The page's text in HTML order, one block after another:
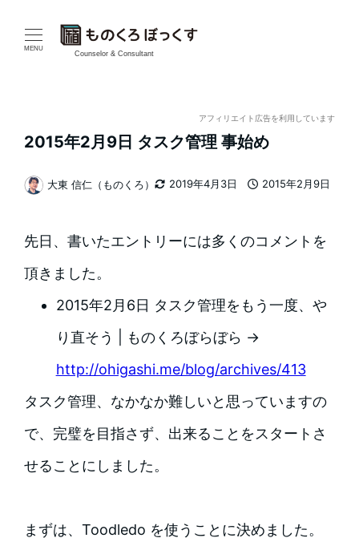
MENU
Counselor & Consultant
アフィリエイト広告を利用しています
2015年2月9日 タスク管理 事始め
2019年4月3日
2015年2月9日
著
大東 信仁（ものくろ）
先日、書いたエントリーには多くのコメントを
頂きました。
2015年2月6日 タスク管理をもう一度、や
り直そう | ものくろぼらぼら →
http://ohigashi.me/blog/archives/413
タスク管理、なかなか難しいと思っていますの
で、完璧を目指さず、出来ることをスタートさ
せることにしました。
まずは、Toodledo を使うことに決めました。